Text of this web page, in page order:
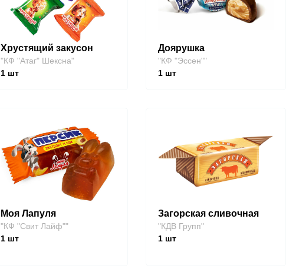
Хрустящий закусон
"КФ "Атаг" Шексна"
1шт
Доярушка
"КФ "Эссен""
1 шт
Моя Лапуля
"КФ "Свит Лайф""
1шт
Загорская сливочная
"КДВ Групп"
1 шт